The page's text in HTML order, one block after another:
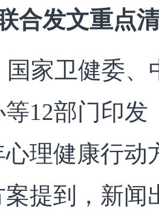
合发文重点
国家卫健委
等12部门印
心理健康行
提到，新闻